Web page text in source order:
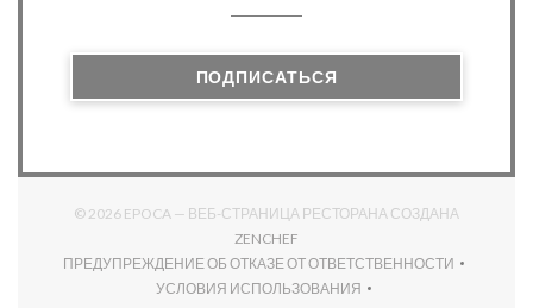
ПОДПИСАТЬСЯ
© 2026 EPOCA — ВЕБ-СТРАНИЦА РЕСТОРАНА СОЗДАНА
ZENCHEF
ПРЕДУПРЕЖДЕНИЕ ОБ ОТКАЗЕ ОТ ОТВЕТСТВЕННОСТИ
((ОТКРЫВАЕТСЯ В НОВОМ ОКНЕ))
УСЛОВИЯ ИСПОЛЬЗОВАНИЯ
((ОТКРЫВАЕТСЯ В НОВОМ ОКНЕ))